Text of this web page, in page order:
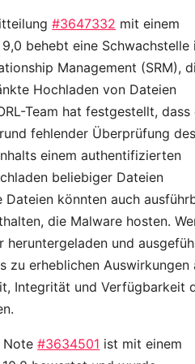
#3647332 mit einem
behebt eine Schwachstelle
Management (SRM),
Hochladen von Dateien
Team hat festgestellt, dass
fehlender Überprüfung des
einem authentifizierten
beliebiger Dateien
Dateien könnten auch
die Malware hosten.
heruntergeladen und
zu erheblichen Auswirkungen
Integrität und Verfügbarkeit
Note#3634501 ist mit einem